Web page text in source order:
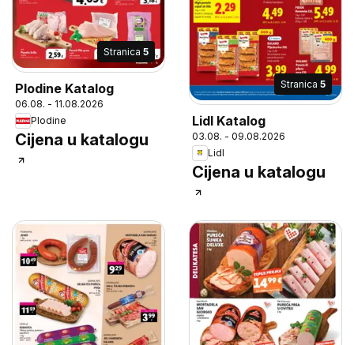
Stranica 5
Plodine Katalog
06.08. - 11.08.2026
Plodine
Cijena u katalogu
Stranica 5
Lidl Katalog
03.08. - 09.08.2026
Lidl
Cijena u katalogu